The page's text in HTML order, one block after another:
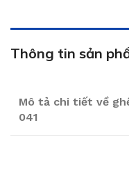
Thông tin sản
Mô tả chi tiết về
041